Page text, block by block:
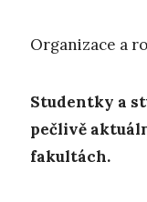
Organizace a
Studentky a
pečlivě
fakultách.